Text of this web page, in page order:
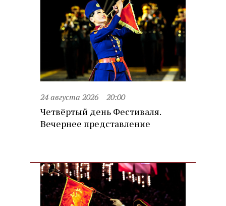
24 августа 2026 20:00
Четвёртый день Фестиваля.
Вечернее представление